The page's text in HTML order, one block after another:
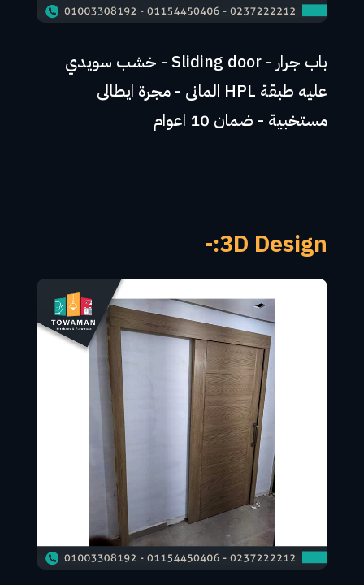
باب جرار - Sliding door - خشب سويدي
عليه طبقة HPL المانى - مجرة ايطالى
مستخبية - ضمان 10 اعوام
3D Design:-